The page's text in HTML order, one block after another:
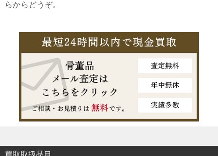
らからどうぞ。